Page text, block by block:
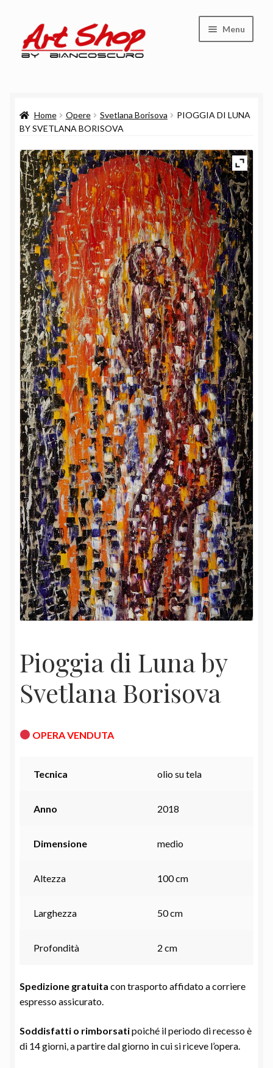
alla
navigazione
al
contenuto
Menu
Carrello
Cassa
Chi siamo
Home Opere Svetlana Borisova
PIOGGIA DI LUNA
BY SVETLANA BORISOVA
Pioggia di Luna by
Svetlana Borisova
OPERA VENDUTA
Tecnica olio su tela
Anno 2018
Dimensione medio
Altezza 100 cm
Larghezza 50 cm
Profondità 2 cm
Spedizione gratuita con trasporto affidato a corriere
espresso assicurato.
Soddisfatti o rimborsatipoiché il periodo di recesso è
di 14 giorni, a partire dal giorno in cui si riceve l’opera.